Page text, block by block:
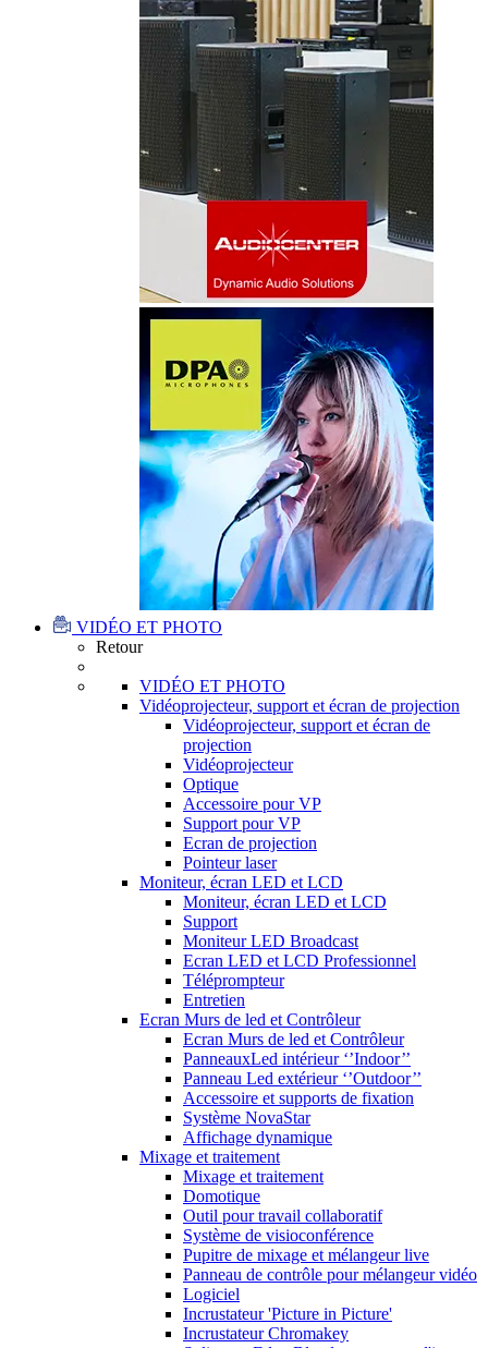
VIDÉO ET PHOTO
Retour
VIDÉO ET PHOTO
Vidéoprojecteur, support et écran de projection
Vidéoprojecteur, support et écran de
projection
Vidéoprojecteur
Optique
Accessoire pour VP
Support pour VP
Ecran de projection
Pointeur laser
Moniteur, écran LED et LCD
Moniteur, écran LED et LCD
Support
Moniteur LED Broadcast
Ecran LED et LCD Professionnel
Téléprompteur
Entretien
Ecran Murs de led et Contrôleur
Ecran Murs de led et Contrôleur
PanneauxLed intérieur ‘’Indoor’’
Panneau Led extérieur ‘’Outdoor’’
Accessoire et supports de fixation
Système NovaStar
Affichage dynamique
Mixage et traitement
Mixage et traitement
Domotique
Outil pour travail collaboratif
Système de visioconférence
Pupitre de mixage et mélangeur live
Panneau de contrôle pour mélangeur vidéo
Logiciel
Incrustateur 'Picture in Picture'
Incrustateur Chromakey